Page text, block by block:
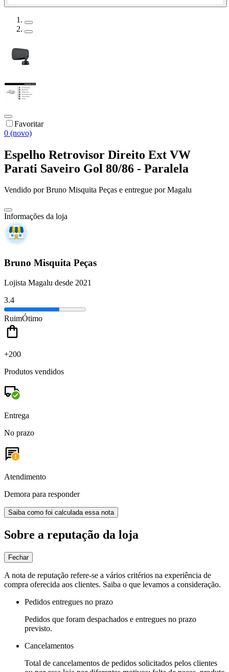
Favoritar
0 (novo)
Espelho Retrovisor Direito Ext VW
Parati Saveiro Gol 80/86 - Paralela
Vendido porBruno Misquita Peças e entregue por Magalu
Informações da loja
Bruno Misquita Peças
Lojista Magalu desde 2021
3.4
RuimÓtimo
+200
Produtos vendidos
Entrega
No prazo
Atendimento
Demora para responder
Saiba como foi calculada essa nota
Sobre a reputação da loja
Fechar
A nota de reputação refere-se a vários critérios na experiência de
compra oferecida aos clientes. Saiba o que levamos a consideração.
Pedidos entregues no prazo
Pedidos que foram despachados e entregues no prazo
previsto.
Cancelamentos
Total de cancelamentos de pedidos solicitados pelos clientes